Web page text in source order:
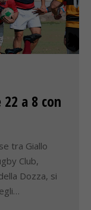
a 8 con
tra Giallo
Club,
Dozza, si